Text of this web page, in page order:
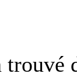
trouvé